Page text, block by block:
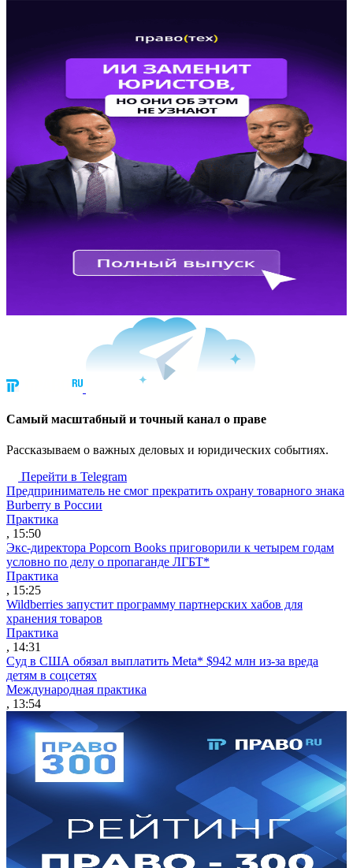
Cамый масштабный и точный канал о праве
Рассказываем о важных деловых и юридических событиях.
Перейти в Telegram
Предприниматель не смог прекратить охрану товарного знака
Burberry в России
Практика
, 15:50
Экс-директора Popcorn Books приговорили к четырем годам
условно по делу о пропаганде ЛГБТ*
Практика
, 15:25
Wildberries запустит программу партнерских хабов для
хранения товаров
Практика
, 14:31
Суд в США обязал выплатить Meta* $942 млн из-за вреда
детям в соцсетях
Международная практика
, 13:54